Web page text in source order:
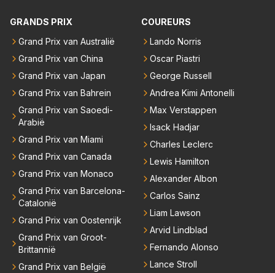
en had, werd hij helaas aan alle kanten door iederee
n achterhaald. Hij moest later opgeven vanwege een
technisch mankement. Het was ook de enige keer d
at Markus Winkelhock een officiële Formule 1 race r
eed; hij vertrok daarna...
GRANDS PRIX
Grand Prix van Australië
Grand Prix van China
Grand Prix van Japan
Grand Prix van Bahrein
Grand Prix van Saoedi-
Arabië
Grand Prix van Miami
Grand Prix van Canada
Grand Prix van Monaco
Grand Prix van Barcelona-
Catalonië
Grand Prix van Oostenrijk
Grand Prix van Groot-
Brittannië
Grand Prix van België
COUREURS
Lando Norris
Oscar Piastri
George Russell
Andrea Kimi Antonelli
Max Verstappen
Isack Hadjar
Charles Leclerc
Lewis Hamilton
Alexander Albon
Carlos Sainz
Liam Lawson
Arvid Lindblad
Fernando Alonso
Lance Stroll